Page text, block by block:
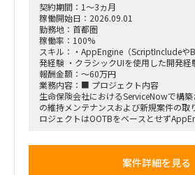
・調査・分析結果の構造化および資料化
・費用対効果の試算、ロードマップ策定
・下位メンバーのリードおよびタスク管理
・幹部層向け報告資料の作成、プレゼン
■契約条件
・参画期間：2026年10月1日～2026年12
または2027年1月31日まで
・稼働率：100％想定
■勤務地・働き方
・勝田への訪問頻度は週によって変動
4日程度の出張が発生する可能性あり
契約期間：1～3ヵ月
稼働開始日：2026.09.01
勤務地：首都圏
稼働率：100%
スキル：・AppEngine（ScriptIncludeや
発経験 ・クラシックUIを使用した開発経
報酬金額：～60万円
業務内容：■ プロジェクト内容
生命保険会社におけるServiceNowで構
の維持メンテナンスおよび新規案件の
ロジェクトはOOTBをベースとせず
・9/1～（※可能ならば８月中からのジョ
案件詳細を見る